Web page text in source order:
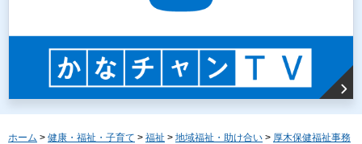
ホーム > 健康・福祉・子育て > 福祉 > 地域福祉・助け合い > 厚木保健福祉事務